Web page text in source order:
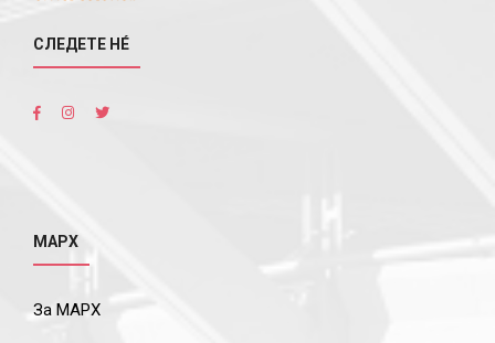
СЛЕДЕТЕ НÉ
МАРХ
За МАРХ